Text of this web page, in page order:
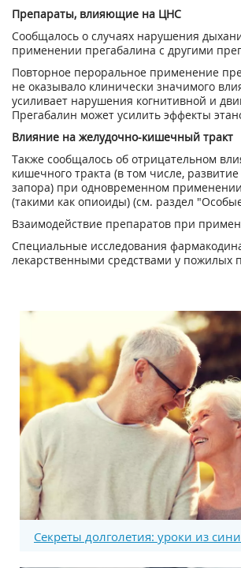
Препараты, влияющие на ЦНС
Сообщалось о случаях нарушения
применении прегабалина с другими
Повторное пероральное применение
не оказывало клинически значимого
усиливает нарушения когнитивной и
Прегабалин может усилить эффекты
Влияние на желудочно-кишечный тракт
Также сообщалось об отрицательном
кишечного тракта (в том числе,
запора) при одновременном
(такими как опиоиды) (см. раздел
Взаимодействие препаратов при
Специальные исследования
лекарственными средствами у пожилых
Секреты долголетия: уроки из